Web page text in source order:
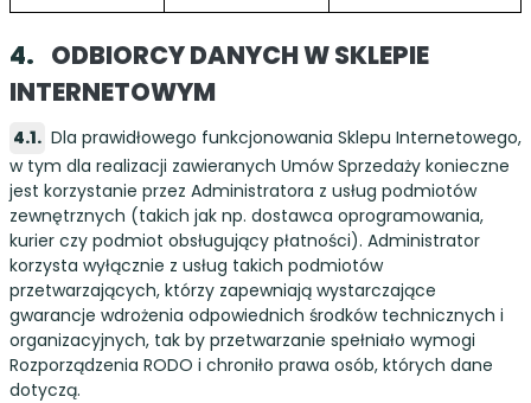
ODBIORCY DANYCH W SKLEPIE
INTERNETOWYM
Dla prawidłowego funkcjonowania Sklepu Internetowego,
w tym dla realizacji zawieranych Umów Sprzedaży konieczne
jest korzystanie przez Administratora z usług podmiotów
zewnętrznych (takich jak np. dostawca oprogramowania,
kurier czy podmiot obsługujący płatności). Administrator
korzysta wyłącznie z usług takich podmiotów
przetwarzających, którzy zapewniają wystarczające
gwarancje wdrożenia odpowiednich środków technicznych i
organizacyjnych, tak by przetwarzanie spełniało wymogi
Rozporządzenia RODO i chroniło prawa osób, których dane
dotyczą.